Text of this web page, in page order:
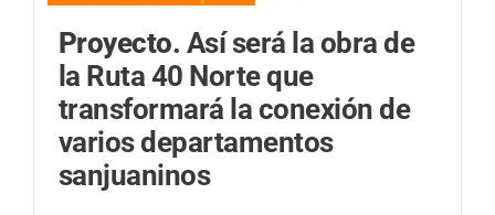
Proyecto. Así será la obra de
la Ruta 40 Norte que
transformará la conexión de
varios departamentos
sanjuaninos